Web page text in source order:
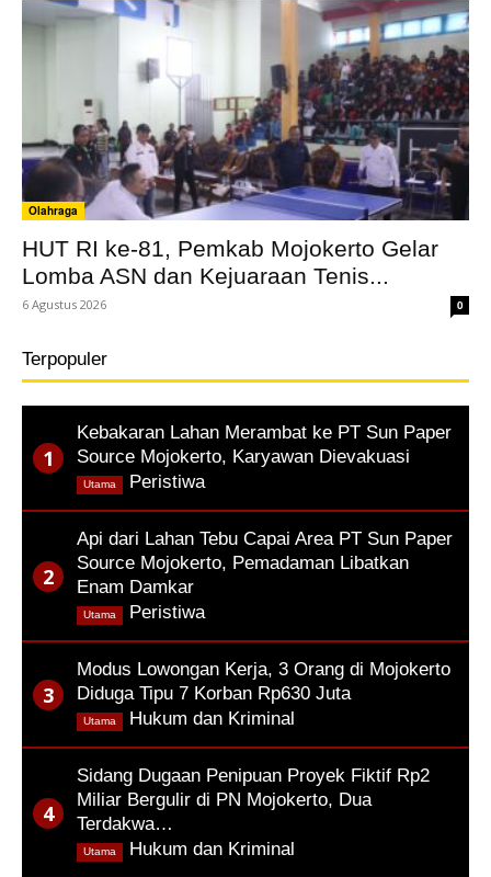
Olahraga
HUT RI ke-81, Pemkab Mojokerto Gelar
Lomba ASN dan Kejuaraan Tenis...
6 Agustus 2026 0
Terpopuler
Kebakaran Lahan Merambat ke PT Sun Paper
Source Mojokerto, Karyawan Dievakuasi
Peristiwa,
Utama
Api dari Lahan Tebu Capai Area PT Sun Paper
Source Mojokerto, Pemadaman Libatkan
Enam Damkar
Peristiwa,
Utama
Modus Lowongan Kerja, 3 Orang di Mojokerto
Diduga Tipu 7 Korban Rp630 Juta
Hukum dan Kriminal
Utama
Sidang Dugaan Penipuan Proyek Fiktif Rp2
Miliar Bergulir di PN Mojokerto, Dua
Terdakwa…
Hukum dan Kriminal
Utama